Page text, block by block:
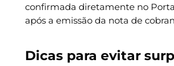
confirmada diretamente no
após a emissão da nota de
Dicas para evitar